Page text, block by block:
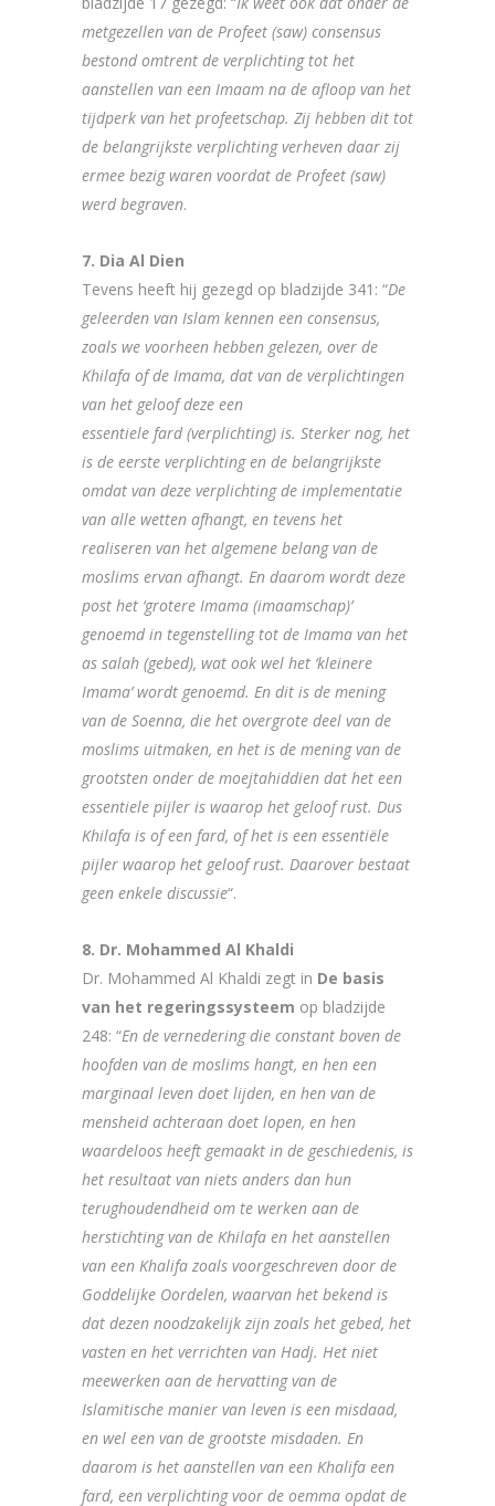
metgezellen van de Profeet (saw) consensus
bestond omtrent de verplichting tot het
aanstellen van een Imaam na de afloop van het
tijdperk van het profeetschap. Zij hebben dit tot
de belangrijkste verplichting verheven daar zij
ermee bezig waren voordat de Profeet (saw)
werd begraven.
7. Dia Al Dien
Tevens heeft hij gezegd op bladzijde 341: “De
geleerden van Islam kennen een consensus,
zoals we voorheen hebben gelezen, over de
Khilafa of de Imama, dat van de verplichtingen
van het geloof deze een
essentiele fard (verplichting) is. Sterker nog, het
is de eerste verplichting en de belangrijkste
omdat van deze verplichting de implementatie
van alle wetten afhangt, en tevens het
realiseren van het algemene belang van de
moslims ervan afhangt. En daarom wordt deze
post het ‘grotere Imama (imaamschap)’
genoemd in tegenstelling tot de Imama van het
as salah (gebed), wat ook wel het ‘kleinere
Imama’ wordt genoemd. En dit is de mening
van de Soenna, die het overgrote deel van de
moslims uitmaken, en het is de mening van de
grootsten onder de moejtahiddien dat het een
essentiele pijler is waarop het geloof rust. Dus
Khilafa is of een fard, of het is een essentiële
pijler waarop het geloof rust. Daarover bestaat
geen enkele discussie“.
8. Dr. Mohammed Al Khaldi
Dr. Mohammed Al Khaldi zegt in De basis
van het regeringssysteem op bladzijde
248: “En de vernedering die constant boven de
hoofden van de moslims hangt, en hen een
marginaal leven doet lijden, en hen van de
mensheid achteraan doet lopen, en hen
waardeloos heeft gemaakt in de geschiedenis, is
het resultaat van niets anders dan hun
terughoudendheid om te werken aan de
herstichting van de Khilafa en het aanstellen
van een Khalifa zoals voorgeschreven door de
Goddelijke Oordelen, waarvan het bekend is
dat dezen noodzakelijk zijn zoals het gebed, het
vasten en het verrichten van Hadj. Het niet
meewerken aan de hervatting van de
Islamitische manier van leven is een misdaad,
en wel een van de grootste misdaden. En
daarom is het aanstellen van een Khalifa een
fard, een verplichting voor de oemma opdat de